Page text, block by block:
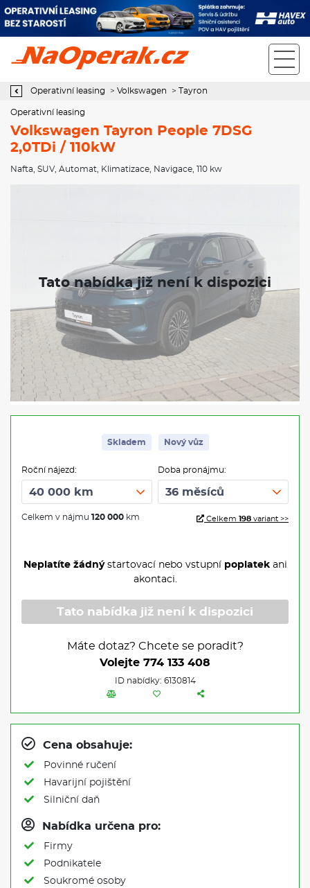
Operativní leasing Volkswagen Tayron People 7DSG 2,0TDi /
Operativní leasing > Volkswagen > Tayron
Operativní leasing
Volkswagen Tayron People 7DSG
2,0TDi / 110kW
Nafta SUV, Automat Klimatizace Navigace , 110 kw
Skladem Nový vůz
Roční nájezd:
Celkem v nájmu 120 000 km
Doba pronájmu:
Celkem 198 variant >>
Neplatíte žádnýstartovací nebo vstupní poplatekani
akontaci.
Tato nabídka již není k dispozici
Máte dotaz? Chcete se poradit?
Volejte 774 133 408
ID nabídky: 6130814
Cena obsahuje:
Povinné ručení
Havarijní pojištění
Silniční daň
Nabídka určena pro:
Firmy
Podnikatele
Soukromé osoby